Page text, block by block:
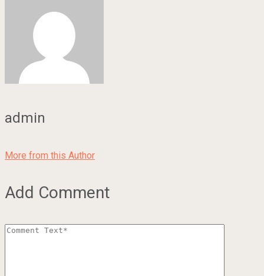
admin
More from this Author
Add Comment